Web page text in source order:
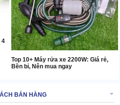
4
Top 10+ Máy rửa xe 2200W: Giá rẻ,
Bền bỉ, Nên mua ngay
BÁN HÀNG